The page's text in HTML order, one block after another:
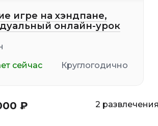
игре на хэндпане,
онлайн-урок
сейчас
Круглогодично
₽ 2